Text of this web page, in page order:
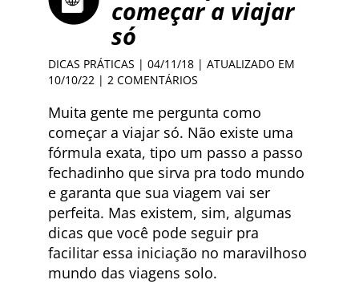
começar a viajar
só
DICAS PRÁTICAS | 04/11/18 | ATUALIZADO EM
10/10/22 | 2 COMENTÁRIOS
Muita gente me pergunta como
começar a viajar só. Não existe uma
fórmula exata, tipo um passo a passo
fechadinho que sirva pra todo mundo
e garanta que sua viagem vai ser
perfeita. Mas existem, sim, algumas
dicas que você pode seguir pra
facilitar essa iniciação no maravilhoso
mundo das viagens solo.